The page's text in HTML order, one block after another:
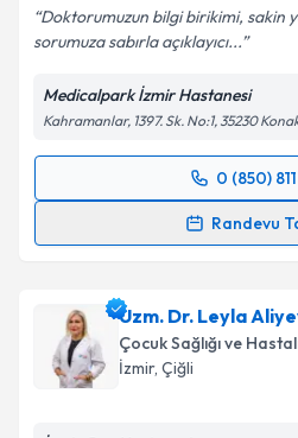
Kişisel verilerimin
Metni'ni okudum ve
kapsamda işlenmesini
Takvim
Doktorumuzun bilgi birikimi, sakin
sorumuza sabırla açıklayıcı...
Medicalpark İzmir Hastanesi
Kahramanlar, 1397. Sk. No:1, 35230
0 (850)
Randevu
Randevu Takvimi Talebi
için bir takvim
bilgilendireceğiz.
E-posta Adresiniz
Uzm. Dr. Leyla
Çocuk Sağlığı ve
İzmir, Çiğli